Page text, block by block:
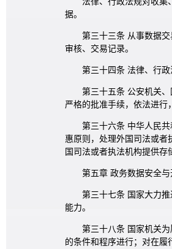
据。
第三十三条 从事数据
审核、交易记录。
第三十四条 法律、行
第三十五条 公安机关
严格的批准手续，依法进行
第三十六条 中华人民
惠原则，处理外国司法或者
国司法或者执法机构提供
第五章 政务数据安全与
第三十七条 国家大力
能力。
第三十八条 国家机关
的条件和程序进行；对在履